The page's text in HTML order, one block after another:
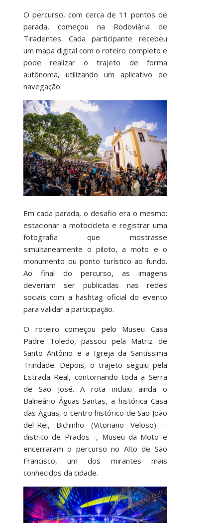
O percurso, com cerca de 11 pontos de
parada, começou na Rodoviária de
Tiradentes. Cada participante recebeu
um mapa digital com o roteiro completo e
pode realizar o trajeto de forma
autônoma, utilizando um aplicativo de
navegação.
Em cada parada, o desafio era o mesmo:
estacionar a motocicleta e registrar uma
fotografia que mostrasse
simultaneamente o piloto, a moto e o
monumento ou ponto turístico ao fundo.
Ao final do percurso, as imagens
deveriam ser publicadas nas redes
sociais com a hashtag oficial do evento
para validar a participação.
O roteiro começou pelo Museu Casa
Padre Toledo, passou pela Matriz de
Santo Antônio e a Igreja da Santíssima
Trindade. Depois, o trajeto seguiu pela
Estrada Real, contornando toda a Serra
de São José. A rota incluiu ainda o
Balneário Águas Santas, a histórica Casa
das Águas, o centro histórico de São João
del-Rei, Bichinho (Vitoriano Veloso) –
distrito de Prados -, Museu da Moto e
encerraram o percurso no Alto de São
Francisco, um dos mirantes mais
conhecidos da cidade.